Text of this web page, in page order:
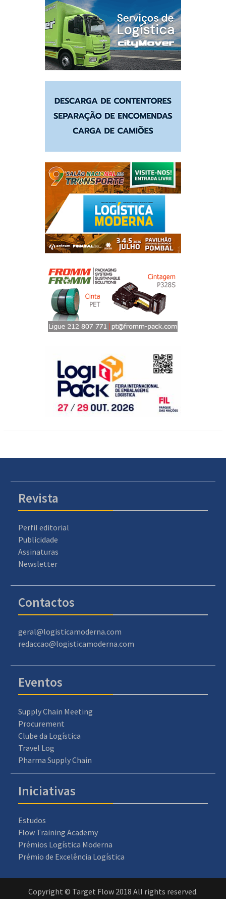
Revista
Perfil editorial
Publicidade
Assinaturas
Newsletter
Contactos
geral@logisticamoderna.com
redaccao@logisticamoderna.com
Eventos
Supply Chain Meeting
Procurement
Clube da Logística
Travel Log
Pharma Supply Chain
Iniciativas
Estudos
Flow Training Academy
Prémios Logística Moderna
Prémio de Excelência Logística
Copyright © Target Flow 2018 All rights reserved.